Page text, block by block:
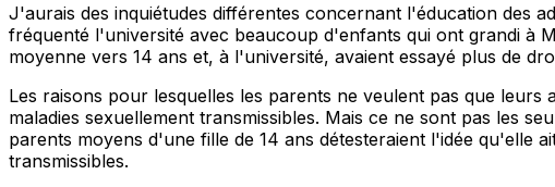
J'aurais des inquiétudes différentes concernant l'éducation des
fréquenté l'université avec beaucoup d'enfants qui ont grandi à
moyenne vers 14 ans et, à l'université, avaient essayé plus de
Les raisons pour lesquelles les parents ne veulent pas que leurs
maladies sexuellement transmissibles. Mais ce ne sont pas les
parents moyens d'une fille de 14 ans détesteraient l'idée qu'elle
transmissibles.